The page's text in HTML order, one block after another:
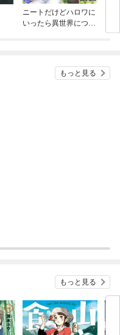
ニートだけどハロワに
いったら異世界につれ
もっと見る
もっと見る